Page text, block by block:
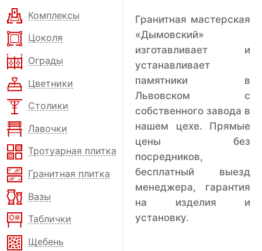
Комплексы
Цоколя
Ограды
Цветники
Столики
Лавочки
Тротуарная плитка
Гранитная плитка
Вазы
Таблички
Щебень
Гранитная мастерская
«Дымовский»
изготавливает и
устанавливает
памятники в
Львовском с
собственного завода в
нашем цехе. Прямые
цены без
посредников,
бесплатный выезд
менеджера, гарантия
на изделия и
установку.